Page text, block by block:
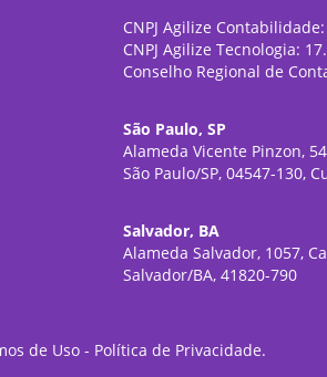
CNPJ Agilize
CNPJ Agilize Tecnologia:
Conselho Regional de
São Paulo, SP
Alameda Vicente Pinzon,
São Paulo/SP, 04547-130,
Salvador, BA
Alameda Salvador, 1057,
Salvador/BA, 41820-790
de Uso - Política de Privacidade.